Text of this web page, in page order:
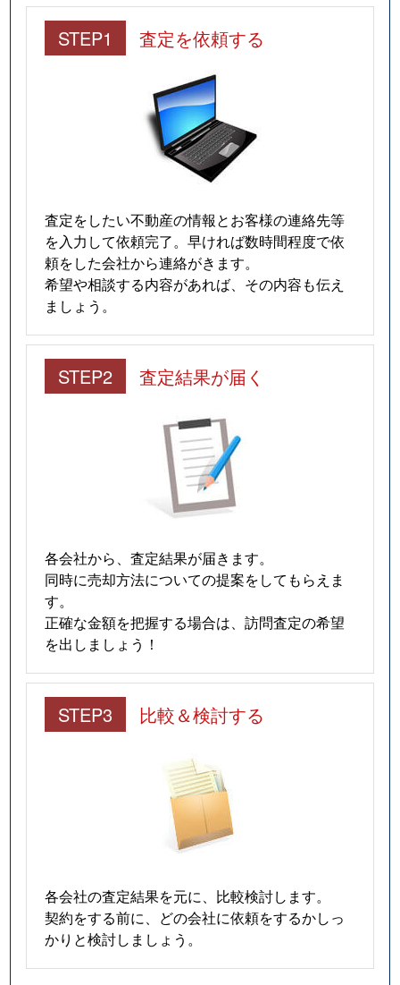
STEP1 査定を依頼する
査定をしたい不動産の情報とお客様の連絡先等
を入力して依頼完了。早ければ数時間程度で依
頼をした会社から連絡がきます。
希望や相談する内容があれば、その内容も伝え
ましょう。
STEP2 査定結果が届く
各会社から、査定結果が届きます。
同時に売却方法についての提案をしてもらえま
す。
正確な金額を把握する場合は、訪問査定の希望
を出しましょう！
STEP3 比較＆検討する
各会社の査定結果を元に、比較検討します。
契約をする前に、どの会社に依頼をするかしっ
かりと検討しましょう。